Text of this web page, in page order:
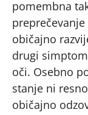
pomembna
običajno
drugi
oči. Osebno
stanje ni
običajno